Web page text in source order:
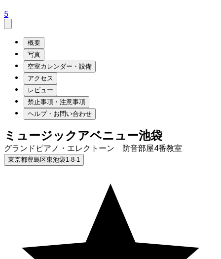
5
概要
写真
空室カレンダー・設備
アクセス
レビュー
禁止事項・注意事項
ヘルプ・お問い合わせ
ミュージックアベニュー池袋
グランドピアノ・エレクトーン 防音部屋4番教室
東京都豊島区東池袋1-8-1